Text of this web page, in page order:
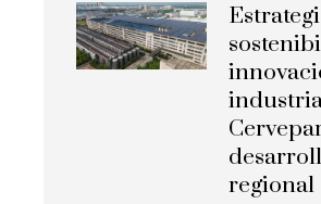
regional